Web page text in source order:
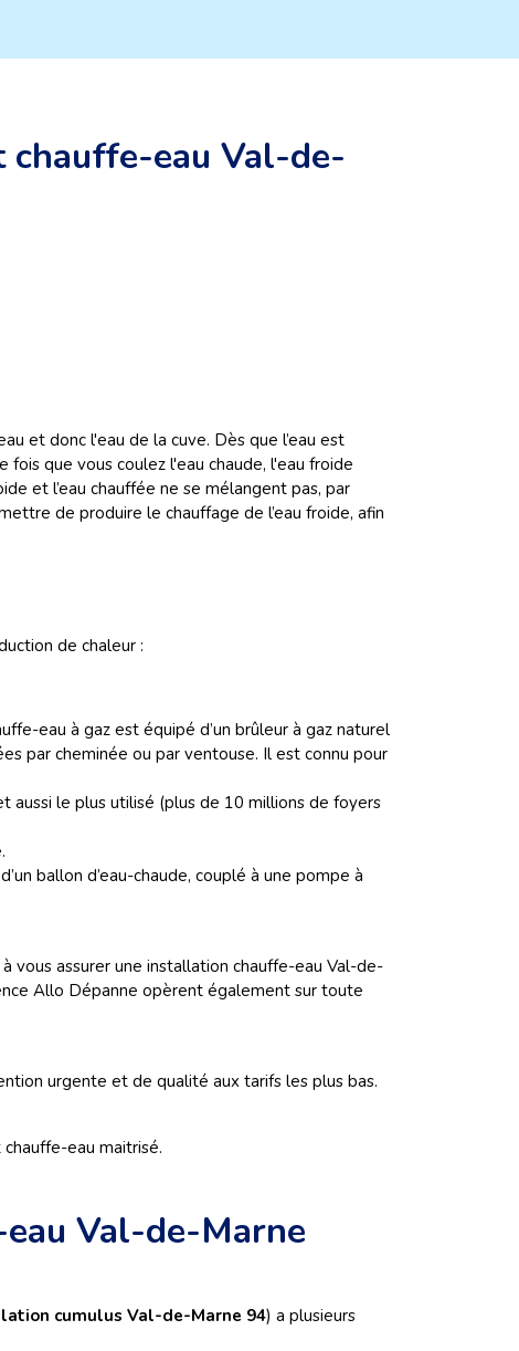
eau Val-de-
et donc l'eau de la cuve. Dès que l’eau est
que vous coulez l'eau chaude, l'eau froide
et l’eau chauffée ne se mélangent pas, par
de produire le chauffage de l’eau froide, afin
de chaleur :
eau à gaz est équipé d’un brûleur à gaz naturel
par cheminée ou par ventouse. Il est connu pour
aussi le plus utilisé (plus de 10 millions de foyers
ballon d’eau-chaude, couplé à une pompe à
vous assurer une installation chauffe-eau Val-de-
Allo Dépanne opèrent également sur toute
urgente et de qualité aux tarifs les plus bas.
eau maitrisé.
Val-de-Marne
cumulus Val-de-Marne 94) a plusieurs